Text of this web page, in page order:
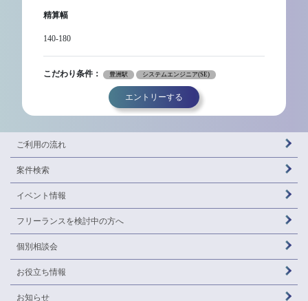
精算幅
140-180
こだわり条件： 豊洲駅 システムエンジニア(SE)
エントリーする
ご利用の流れ
案件検索
イベント情報
フリーランスを検討中の方へ
個別相談会
お役立ち情報
お知らせ